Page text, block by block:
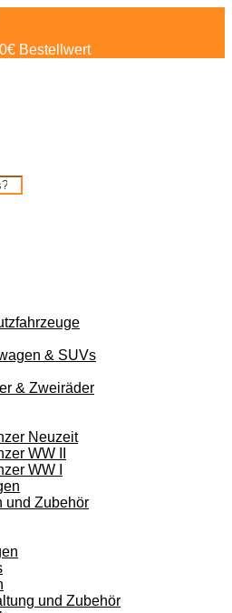
Bestellwert
& SUVs
& Zweiräder
Neuzeit
WW II
WW I
und Zubehör
und Zubehör